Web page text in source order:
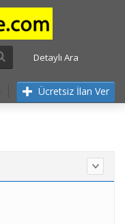
Detaylı Ara
Ücretsiz İlan Ver